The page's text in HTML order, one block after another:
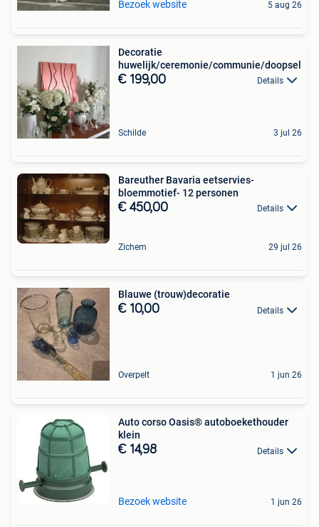
Bezoek website 5 aug 26
Decoratie
huwelijk/ceremonie/communie/doopsel
€ 199,00 Details
Schilde 3 jul 26
Bareuther Bavaria eetservies-
bloemmotief- 12 personen
€ 450,00 Details
Zichem 29 jul 26
Blauwe (trouw)decoratie
€ 10,00 Details
Overpelt 1 jun 26
Auto corso Oasis® autoboekethouder
klein
€ 14,98 Details
Bezoek website 1 jun 26